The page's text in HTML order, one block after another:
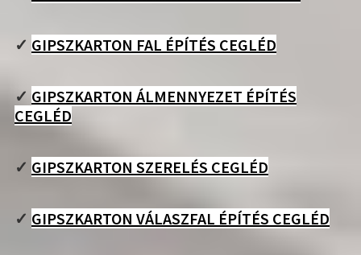
✓ GIPSZKARTON FAL ÉPÍTÉS CEGLÉD
✓ GIPSZKARTON ÁLMENNYEZET ÉPÍTÉS
CEGLÉD
✓ GIPSZKARTON SZERELÉS CEGLÉD
✓ GIPSZKARTON VÁLASZFAL ÉPÍTÉS CEGLÉD